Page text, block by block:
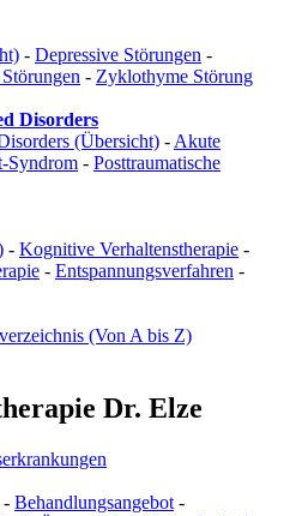
- Depressive Störungen -
- Zyklothyme Störung
Disorders
(Übersicht) - Akute
Syndrom - Posttraumatische
- Kognitive Verhaltenstherapie -
- Entspannungsverfahren -
(Von A bis Z)
Dr. Elze
- Behandlungsangebot -